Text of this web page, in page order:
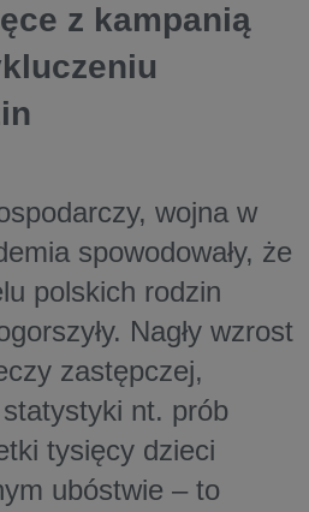
z kampanią
wojna w
spowodowały, że
polskich rodzin
Nagły wzrost
zastępczej,
nt. prób
tysięcy dzieci
ubóstwie – to